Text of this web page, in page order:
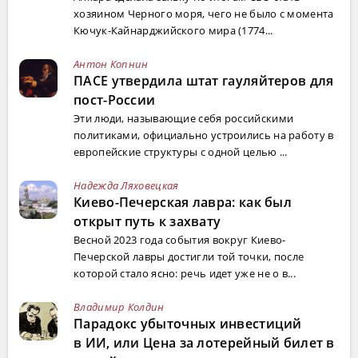
хозяином Черного моря, чего не было с момента
Кючук-Кайнарджийского мира (1774...
Антон Копнин
ПАСЕ утвердила штат гауляйтеров для
пост-России
Эти люди, называющие себя российскими
политиками, официально устроились на работу в
европейские структуры с одной целью ...
Надежда Ляховецкая
Киево-Печерская лавра: как был
открыт путь к захвату
Весной 2023 года события вокруг Киево-
Печерской лавры достигли той точки, после
которой стало ясно: речь идет уже не о в...
Владимир Колдин
Парадокс убыточных инвестиций
в ИИ, или Цена за лотерейный билет в